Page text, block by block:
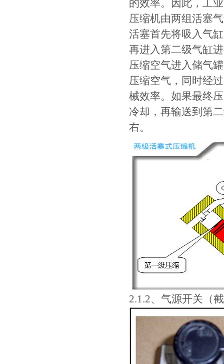
的效率。因此，工
压缩机由两组活塞
活塞首先将吸入气
再进入第二级气缸
压缩空气进入储气
压缩空气，同时经
械效率。如果最终
冷却，再输送到第
右。
2.1.2、气源开关（